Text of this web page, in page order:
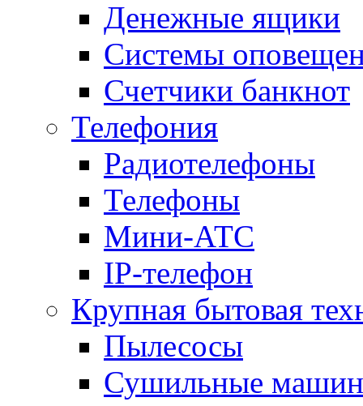
Денежные ящики
Системы
Счетчики банкнот
Телефония
Радиотелефоны
Телефоны
Мини-АТС
IP-телефон
Крупная бытовая
Пылесосы
Сушильные